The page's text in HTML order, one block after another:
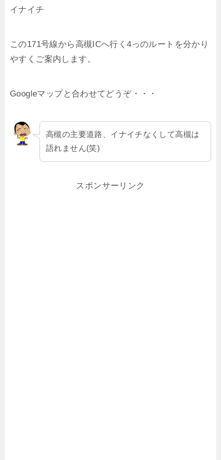
イナイチ
この171号線から高槻ICへ行く4っのルートを分かり
やすくご案内します。
Googleマップと合わせてどうぞ・・・
高槻の主要道路、イナイチなくして高槻は
語れません(笑)
スポンサーリンク